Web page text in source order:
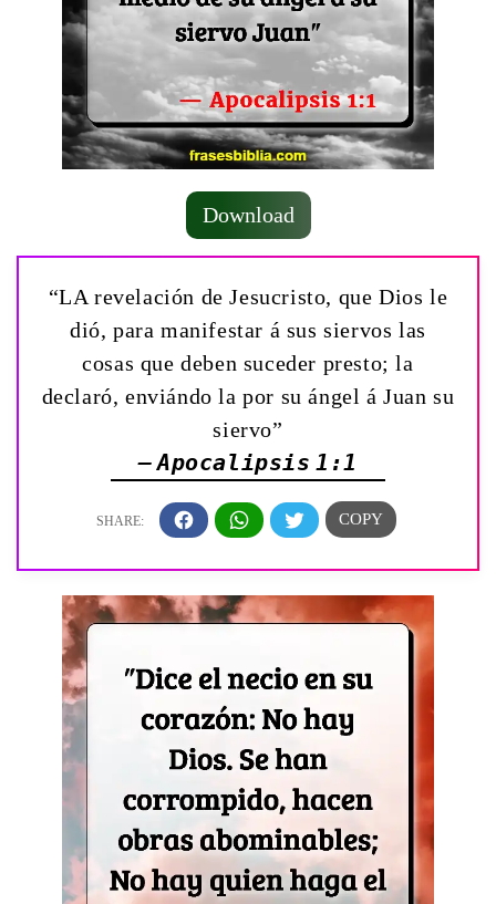
Download
“LA revelación de Jesucristo, que Dios le
dió, para manifestar á sus siervos las
cosas que deben suceder presto; la
declaró, enviándo la por su ángel á Juan su
siervo”
— Apocalipsis 1:1